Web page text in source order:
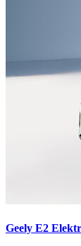
Geely E2